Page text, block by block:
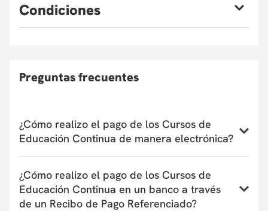
Condiciones
curso de Educación Continua, asumiendo la diferencia si la
Departamento/Facultad que ofrece el curso se reserva el
derecho de admisión según el perfil académico de los
Preguntas frecuentes
¿Cómo realizo el pago de los Cursos de
Educación Continua de manera electrónica?
programa o taller de Educación Continua aquí
¿Cómo realizo el pago de los Cursos de
Educación Continua en un banco a través
de un Recibo de Pago Referenciado?